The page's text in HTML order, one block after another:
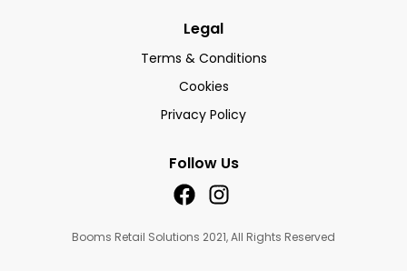
Legal
Terms & Conditions
Cookies
Privacy Policy
Follow Us
Booms Retail Solutions 2021, All Rights Reserved